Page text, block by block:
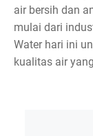
air bersih dan
mulai dari
Water hari ini
kualitas air